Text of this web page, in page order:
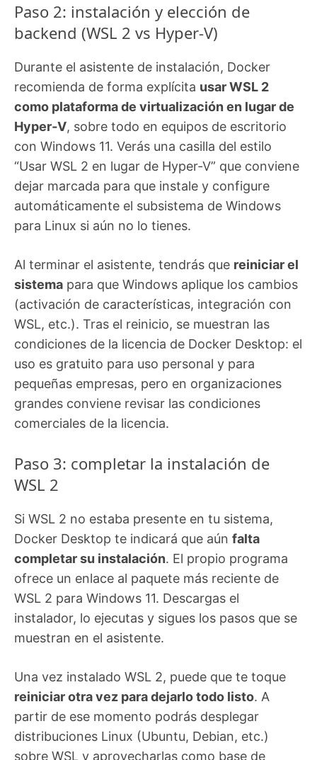
Paso 2: instalación y elección de
backend (WSL 2 vs Hyper‑V)
Durante el asistente de instalación, Docker
recomienda de forma explícita usar WSL 2
como plataforma de virtualización en lugar de
Hyper‑V, sobre todo en equipos de escritorio
con Windows 11. Verás una casilla del estilo
“Usar WSL 2 en lugar de Hyper‑V” que conviene
dejar marcada para que instale y configure
automáticamente el subsistema de Windows
para Linux si aún no lo tienes.
Al terminar el asistente, tendrás que reiniciar el
sistema para que Windows aplique los cambios
(activación de características, integración con
WSL, etc.). Tras el reinicio, se muestran las
condiciones de la licencia de Docker Desktop: el
uso es gratuito para uso personal y para
pequeñas empresas, pero en organizaciones
grandes conviene revisar las condiciones
comerciales de la licencia.
Paso 3: completar la instalación de
WSL 2
Si WSL 2 no estaba presente en tu sistema,
Docker Desktop te indicará que aún falta
completar su instalación. El propio programa
ofrece un enlace al paquete más reciente de
WSL 2 para Windows 11. Descargas el
instalador, lo ejecutas y sigues los pasos que se
muestran en el asistente.
Una vez instalado WSL 2, puede que te toque
reiniciar otra vez para dejarlo todo listo. A
partir de ese momento podrás desplegar
distribuciones Linux (Ubuntu, Debian, etc.)
sobre WSL y aprovecharlas como base de